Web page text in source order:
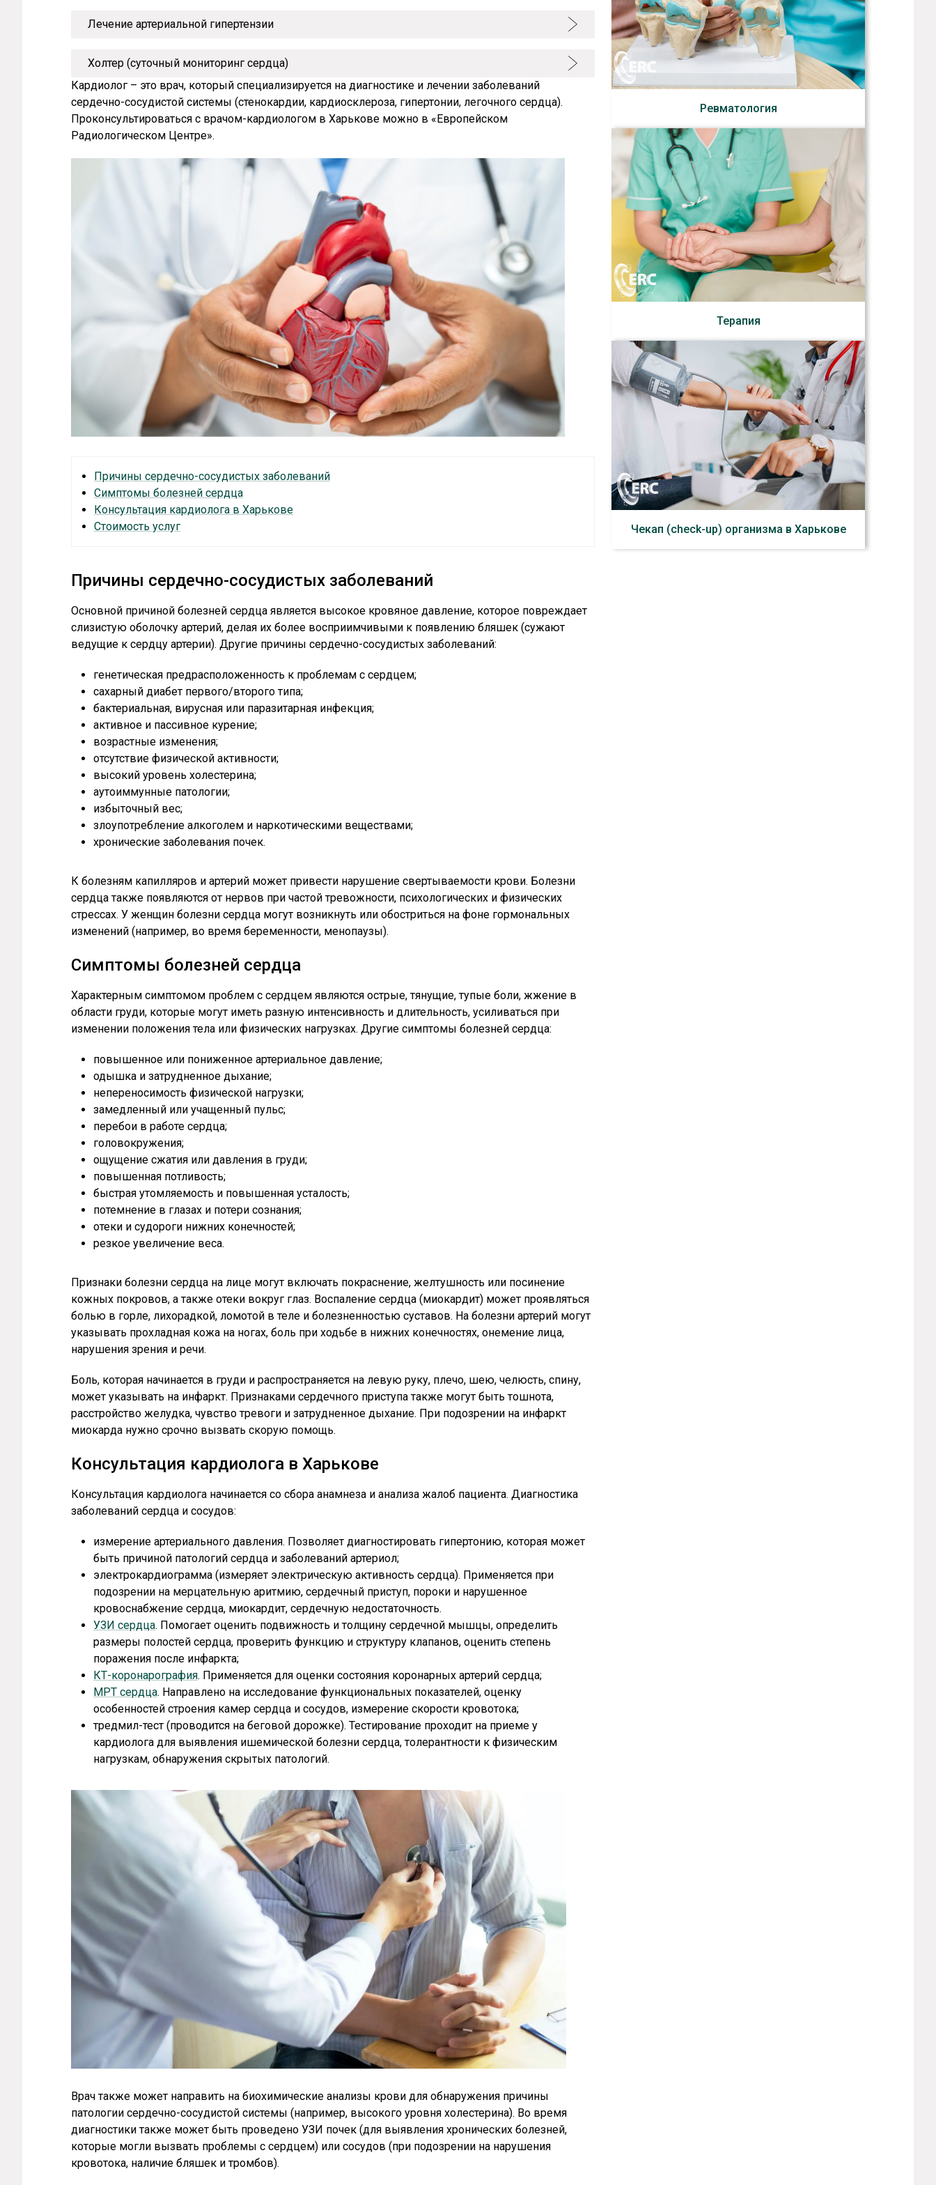
Лечение артериальной гипертензии
Холтер (суточный мониторинг сердца)
Кардиолог – это врач, который специализируется на диагностике и лечении заболеваний
сердечно-сосудистой системы (стенокардии, кардиосклероза, гипертонии, легочного сердца).
Проконсультироваться с врачом-кардиологом в Харькове можно в «Европейском
Радиологическом Центре».
Причины сердечно-сосудистых заболеваний
Симптомы болезней сердца
Консультация кардиолога в Харькове
Стоимость услуг
Причины сердечно-сосудистых заболеваний
Основной причиной болезней сердца является высокое кровяное давление, которое повреждает
слизистую оболочку артерий, делая их более восприимчивыми к появлению бляшек (сужают
ведущие к сердцу артерии). Другие причины сердечно-сосудистых заболеваний:
генетическая предрасположенность к проблемам с сердцем;
сахарный диабет первого/второго типа;
бактериальная, вирусная или паразитарная инфекция;
активное и пассивное курение;
возрастные изменения;
отсутствие физической активности;
высокий уровень холестерина;
аутоиммунные патологии;
избыточный вес;
злоупотребление алкоголем и наркотическими веществами;
хронические заболевания почек.
К болезням капилляров и артерий может привести нарушение свертываемости крови. Болезни
сердца также появляются от нервов при частой тревожности, психологических и физических
стрессах. У женщин болезни сердца могут возникнуть или обостриться на фоне гормональных
изменений (например, во время беременности, менопаузы).
Симптомы болезней сердца
Характерным симптомом проблем с сердцем являются острые, тянущие, тупые боли, жжение в
области груди, которые могут иметь разную интенсивность и длительность, усиливаться при
изменении положения тела или физических нагрузках. Другие симптомы болезней сердца:
повышенное или пониженное артериальное давление;
одышка и затрудненное дыхание;
непереносимость физической нагрузки;
замедленный или учащенный пульс;
перебои в работе сердца;
головокружения;
ощущение сжатия или давления в груди;
повышенная потливость;
быстрая утомляемость и повышенная усталость;
потемнение в глазах и потери сознания;
отеки и судороги нижних конечностей;
резкое увеличение веса.
Признаки болезни сердца на лице могут включать покраснение, желтушность или посинение
кожных покровов, а также отеки вокруг глаз. Воспаление сердца (миокардит) может проявляться
болью в горле, лихорадкой, ломотой в теле и болезненностью суставов. На болезни артерий могут
указывать прохладная кожа на ногах, боль при ходьбе в нижних конечностях, онемение лица,
нарушения зрения и речи.
Боль, которая начинается в груди и распространяется на левую руку, плечо, шею, челюсть, спину,
может указывать на инфаркт. Признаками сердечного приступа также могут быть тошнота,
расстройство желудка, чувство тревоги и затрудненное дыхание. При подозрении на инфаркт
миокарда нужно срочно вызвать скорую помощь.
Консультация кардиолога в Харькове
Консультация кардиолога начинается со сбора анамнеза и анализа жалоб пациента. Диагностика
заболеваний сердца и сосудов:
измерение артериального давления. Позволяет диагностировать гипертонию, которая может
быть причиной патологий сердца и заболеваний артериол;
электрокардиограмма (измеряет электрическую активность сердца). Применяется при
подозрении на мерцательную аритмию, сердечный приступ, пороки и нарушенное
кровоснабжение сердца, миокардит, сердечную недостаточность.
УЗИ сердца. Помогает оценить подвижность и толщину сердечной мышцы, определить
размеры полостей сердца, проверить функцию и структуру клапанов, оценить степень
поражения после инфаркта;
КТ-коронарография. Применяется для оценки состояния коронарных артерий сердца;
МРТ сердца. Направлено на исследование функциональных показателей, оценку
особенностей строения камер сердца и сосудов, измерение скорости кровотока;
тредмил-тест (проводится на беговой дорожке). Тестирование проходит на приеме у
кардиолога для выявления ишемической болезни сердца, толерантности к физическим
нагрузкам, обнаружения скрытых патологий.
Врач также может направить на биохимические анализы крови для обнаружения причины
патологии сердечно-сосудистой системы (например, высокого уровня холестерина). Во время
диагностики также может быть проведено УЗИ почек (для выявления хронических болезней,
которые могли вызвать проблемы с сердцем) или сосудов (при подозрении на нарушения
кровотока, наличие бляшек и тромбов).
Ревматология
Терапия
Чекап (check-up) организма в Харькове